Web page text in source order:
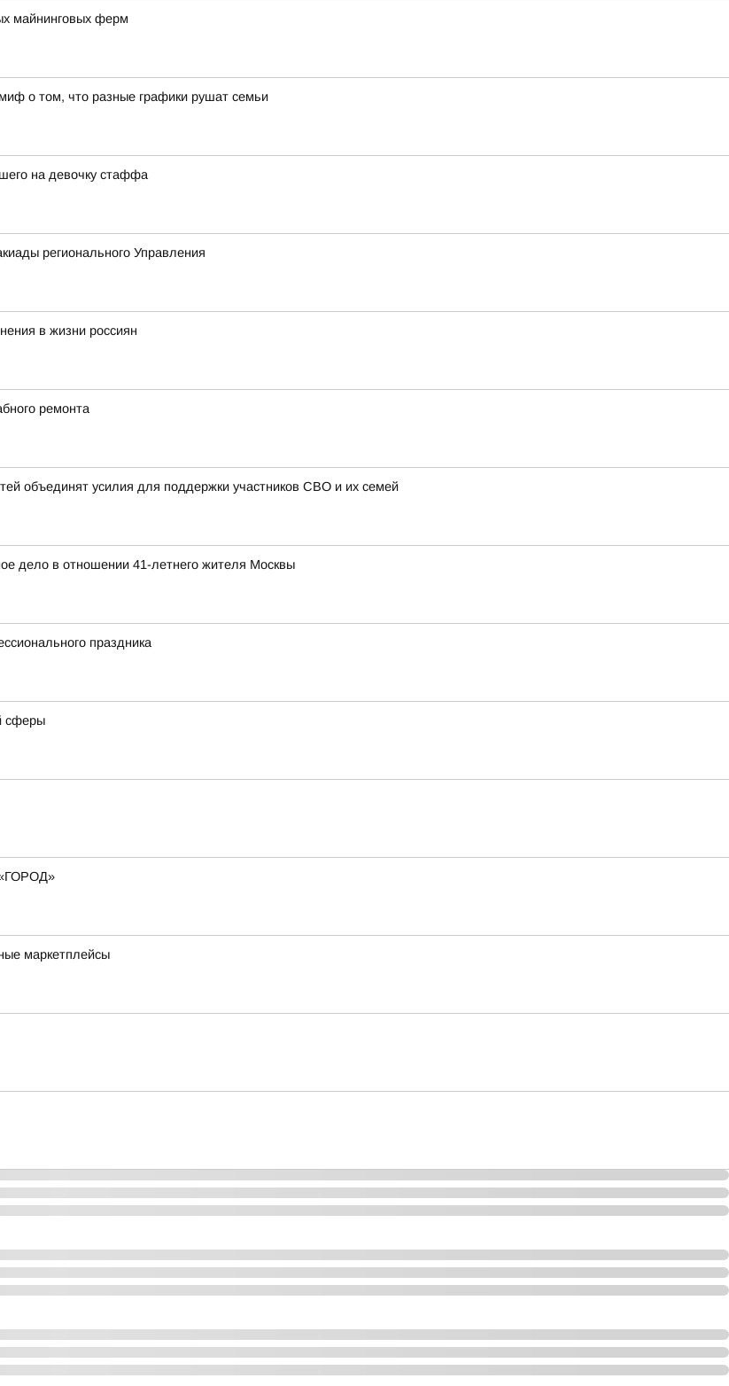
майнинговых ферм
о том, что разные графики рушат семьи
на девочку стаффа
регионального Управления
в жизни россиян
ремонта
объединят усилия для поддержки участников СВО и их семей
дело в отношении 41-летнего жителя Москвы
праздника
сферы
«ГОРОД»
маркетплейсы